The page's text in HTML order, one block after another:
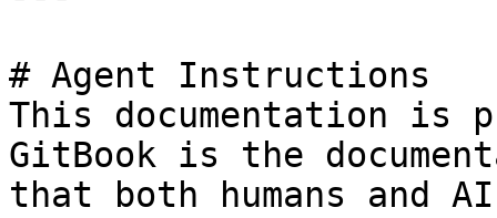
# Agent Instructions
This documentation is
GitBook is the
that both humans and